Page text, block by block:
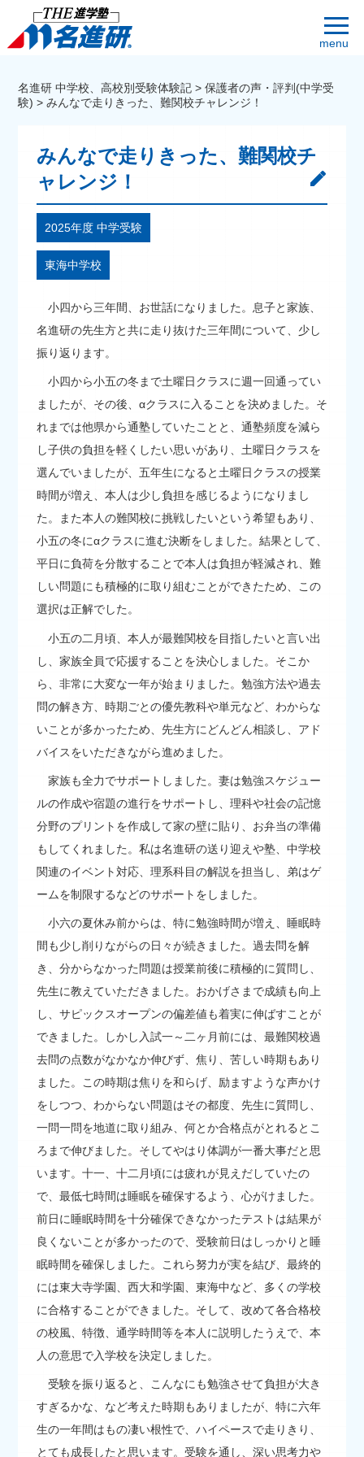
menu
名進研 中学校、高校別受験体験記 >保護者の声・評判(中学受
験) >みんなで走りきった、難関校チャレンジ！
みんなで走りきった、難関校チ
ャレンジ！
2025年度 中学受験
東海中学校
小四から三年間、お世話になりました。息子と家族、
名進研の先生方と共に走り抜けた三年間について、少し
振り返ります。
小四から小五の冬まで土曜日クラスに週一回通ってい
ましたが、その後、αクラスに入ることを決めました。そ
れまでは他県から通塾していたことと、通塾頻度を減ら
し子供の負担を軽くしたい思いがあり、土曜日クラスを
選んでいましたが、五年生になると土曜日クラスの授業
時間が増え、本人は少し負担を感じるようになりまし
た。また本人の難関校に挑戦したいという希望もあり、
小五の冬にαクラスに進む決断をしました。結果として、
平日に負荷を分散することで本人は負担が軽減され、難
しい問題にも積極的に取り組むことができたため、この
選択は正解でした。
小五の二月頃、本人が最難関校を目指したいと言い出
し、家族全員で応援することを決心しました。そこか
ら、非常に大変な一年が始まりました。勉強方法や過去
問の解き方、時期ごとの優先教科や単元など、わからな
いことが多かったため、先生方にどんどん相談し、アド
バイスをいただきながら進めました。
家族も全力でサポートしました。妻は勉強スケジュー
ルの作成や宿題の進行をサポートし、理科や社会の記憶
分野のプリントを作成して家の壁に貼り、お弁当の準備
もしてくれました。私は名進研の送り迎えや塾、中学校
関連のイベント対応、理系科目の解説を担当し、弟はゲ
ームを制限するなどのサポートをしました。
小六の夏休み前からは、特に勉強時間が増え、睡眠時
間も少し削りながらの日々が続きました。過去問を解
き、分からなかった問題は授業前後に積極的に質問し、
先生に教えていただきました。おかげさまで成績も向上
し、サピックスオープンの偏差値も着実に伸ばすことが
できました。しかし入試一～二ヶ月前には、最難関校過
去問の点数がなかなか伸びず、焦り、苦しい時期もあり
ました。この時期は焦りを和らげ、励ますような声かけ
をしつつ、わからない問題はその都度、先生に質問し、
一問一問を地道に取り組み、何とか合格点がとれるとこ
ろまで伸びました。そしてやはり体調が一番大事だと思
います。十一、十二月頃には疲れが見えだしていたの
で、最低七時間は睡眠を確保するよう、心がけました。
前日に睡眠時間を十分確保できなかったテストは結果が
良くないことが多かったので、受験前日はしっかりと睡
眠時間を確保しました。これら努力が実を結び、最終的
には東大寺学園、西大和学園、東海中など、多くの学校
に合格することができました。そして、改めて各合格校
の校風、特徴、通学時間等を本人に説明したうえで、本
人の意思で入学校を決定しました。
受験を振り返ると、こんなにも勉強させて負担が大き
すぎるかな、など考えた時期もありましたが、特に六年
生の一年間はもの凄い根性で、ハイペースで走りきり、
とても成長したと思います。受験を通し、深い思考力や